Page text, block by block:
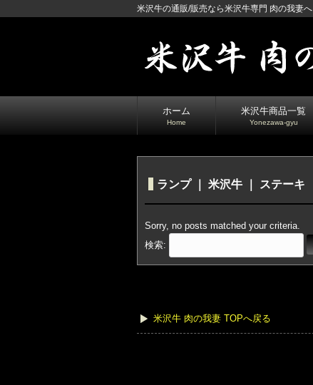
米沢牛の通販/販売なら米沢牛専門 肉の我妻へ
ホーム
Home
米沢牛商品一覧
Yonezawa-gyu
ランプ ｜ 米沢牛 ｜ ステーキ
Sorry, no posts matched your criteria.
検索:
米沢牛 肉の我妻 TOPへ戻る